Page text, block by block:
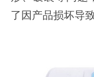
了因产品损坏导